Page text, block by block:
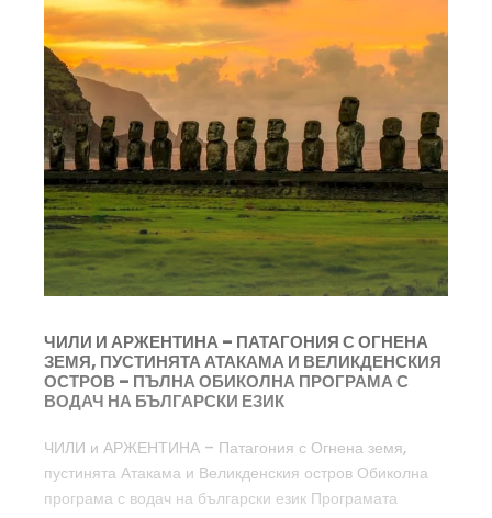
ЧИЛИ И АРЖЕНТИНА – ПАТАГОНИЯ С ОГНЕНА
ЗЕМЯ, ПУСТИНЯТА АТАКАМА И ВЕЛИКДЕНСКИЯ
ОСТРОВ – ПЪЛНА ОБИКОЛНА ПРОГРАМА С
ВОДАЧ НА БЪЛГАРСКИ ЕЗИК
ЧИЛИ и АРЖЕНТИНА – Патагония с Огнена земя,
пустинята Атакама и Великденския остров Обиколна
програма с водач на български език Програмата